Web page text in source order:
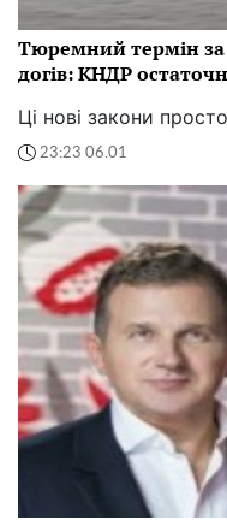
Тюремний термін за
догів: КНДР
Ці нові закони
23:23 06.01